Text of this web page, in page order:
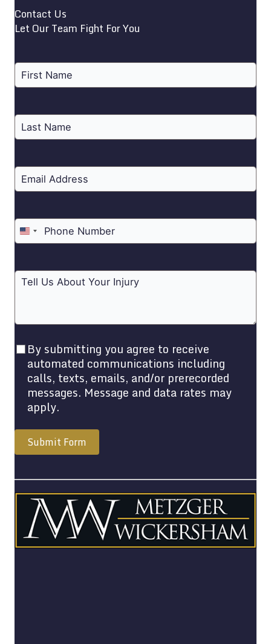
Contact Us
Let Our Team Fight For You
United
States
By submitting you agree to receive
automated communications including
calls, texts, emails, and/or prerecorded
messages. Message and data rates may
apply.
Submit Form